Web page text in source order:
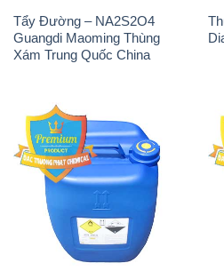
Tẩy Đường – NA2S2O4
Guangdi Maoming Thùng
Xám Trung Quốc China